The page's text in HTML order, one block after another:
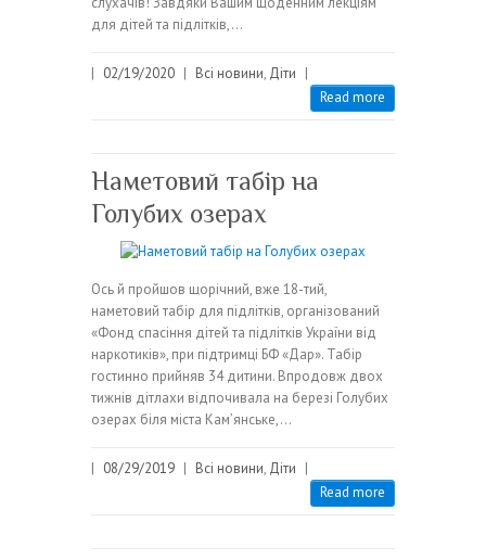
для дітей та підлітків,…
| 02/19/2020 | Всі новини, Діти |
Read more
Наметовий табір на
Голубих озерах
Ось й пройшов щорічний, вже 18-тий,
наметовий табір для підлітків, організований
«Фонд спасіння дітей та підлітків України від
наркотиків», при підтримці БФ «Дар». Табір
гостинно прийняв 34 дитини. Впродовж двох
тижнів дітлахи відпочивала на березі Голубих
озерах біля міста Кам’янське,…
| 08/29/2019 | Всі новини, Діти |
Read more